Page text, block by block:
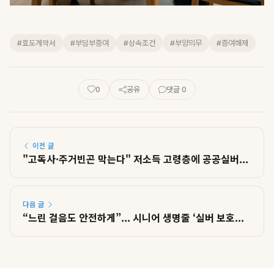
#효도계약서 #부담부증여 #상속조건 #부양의무 #증여해제
0 공유 댓글 0
이전 글
"고독사·주거빈곤 막는다" 저소득 고령층에 공공실버...
다음 글
“느린 걸음도 안전하게”... 시니어 생명줄 ‘실버 보호...